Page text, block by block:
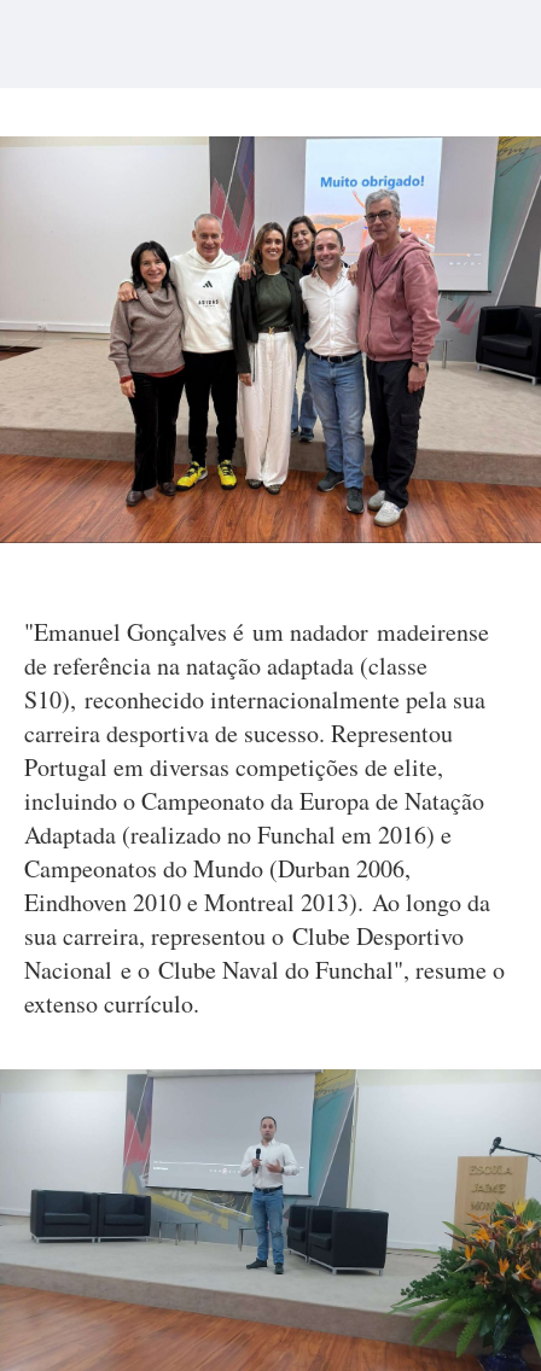
"Emanuel Gonçalves é um nadador madeirense
de referência na natação adaptada (classe
S10), reconhecido internacionalmente pela sua
carreira desportiva de sucesso. Representou
Portugal em diversas competições de elite,
incluindo o Campeonato da Europa de Natação
Adaptada (realizado no Funchal em 2016) e
Campeonatos do Mundo (Durban 2006,
Eindhoven 2010 e Montreal 2013). Ao longo da
sua carreira, representou o Clube Desportivo
Nacional e o Clube Naval do Funchal", resume o
extenso currículo.